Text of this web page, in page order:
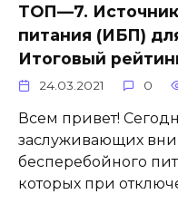
ТОП—7.
питания (ИБП)
Итоговый
24.03.2021 0
Всем привет!
заслуживающих
бесперебойного
которых при